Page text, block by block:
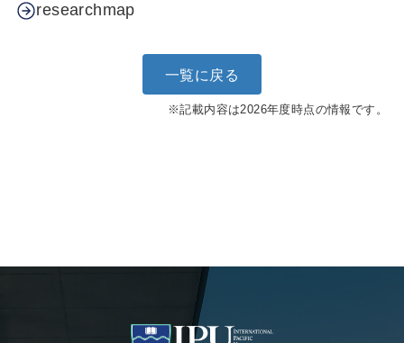
researchmap
一覧に戻る
※記載内容は2026年度時点の情報です。